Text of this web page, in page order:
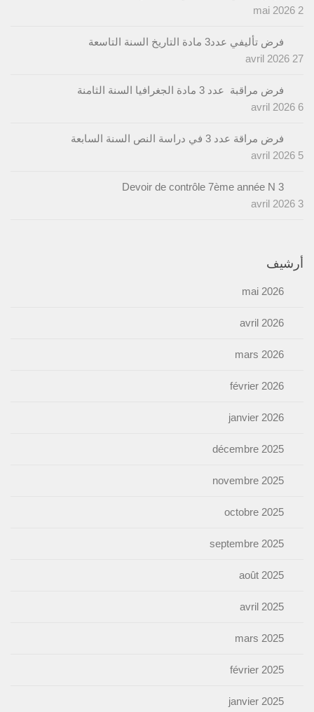
2 mai 2026
فرض تأليفي عدد3 مادة التاريخ السنة التاسعة
27 avril 2026
فرض مراقبة عدد 3 مادة الجغرافيا السنة الثامنة
6 avril 2026
فرض مراقة عدد 3 في دراسة النص السنة السابعة
5 avril 2026
Devoir de contrôle 7ème année N 3
3 avril 2026
أرشيف
mai 2026
avril 2026
mars 2026
février 2026
janvier 2026
décembre 2025
novembre 2025
octobre 2025
septembre 2025
août 2025
avril 2025
mars 2025
février 2025
janvier 2025